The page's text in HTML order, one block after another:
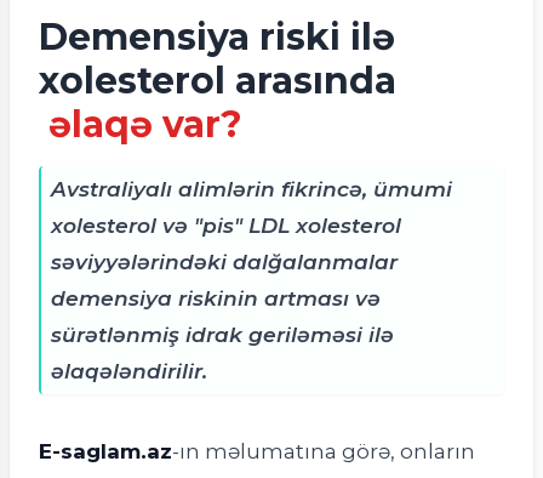
Demensiya riski ilə
xolesterol arasında
əlaqə var?
Avstraliyalı alimlərin fikrincə, ümumi
xolesterol və "pis" LDL xolesterol
səviyyələrindəki dalğalanmalar
demensiya riskinin artması və
sürətlənmiş idrak geriləməsi ilə
əlaqələndirilir.
E-saglam.az-ın məlumatına görə, onların